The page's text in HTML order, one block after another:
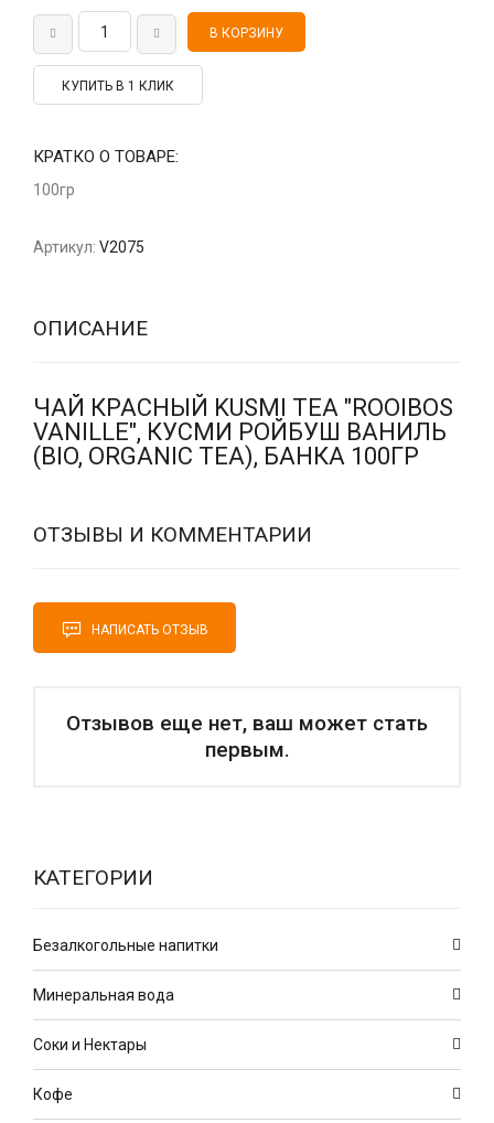
КУПИТЬ В 1 КЛИК
КРАТКО О ТОВАРЕ:
100гр
Артикул: V2075
ОПИСАНИЕ
ЧАЙ КРАСНЫЙ KUSMI TEA "ROOIBOS
VANILLE", КУСМИ РОЙБУШ ВАНИЛЬ
(BIO, ORGANIC TEA), БАНКА 100ГР
ОТЗЫВЫ И КОММЕНТАРИИ
НАПИСАТЬ ОТЗЫВ
Отзывов еще нет, ваш может стать
первым.
КАТЕГОРИИ
Безалкогольные напитки
Минеральная вода
Соки и Нектары
Кофе